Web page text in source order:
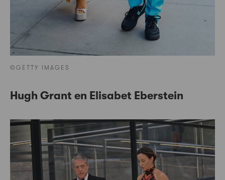
©GETTY IMAGES
Hugh Grant en Elisabet Eberstein